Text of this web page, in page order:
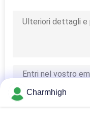
Charmhigh